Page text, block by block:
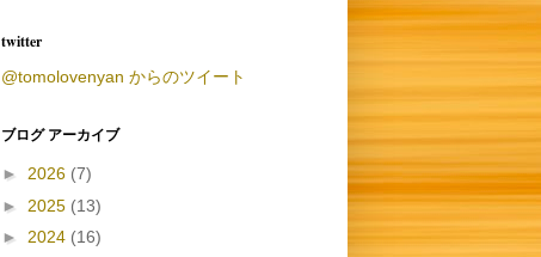
twitter
@tomolovenyan からのツイート
ブログ アーカイブ
► 2026 (7)
► 2025 (13)
► 2024 (16)